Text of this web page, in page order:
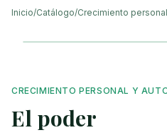
Inicio/Catálogo/Crecimiento
CRECIMIENTO PERSONAL Y
El poder